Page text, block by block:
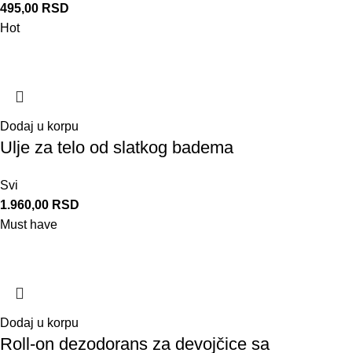
495,00 RSD
Hot
Dodaj u korpu
Ulje za telo od slatkog badema
Svi
1.960,00 RSD
Must have
Dodaj u korpu
Roll-on dezodorans za devojčice sa